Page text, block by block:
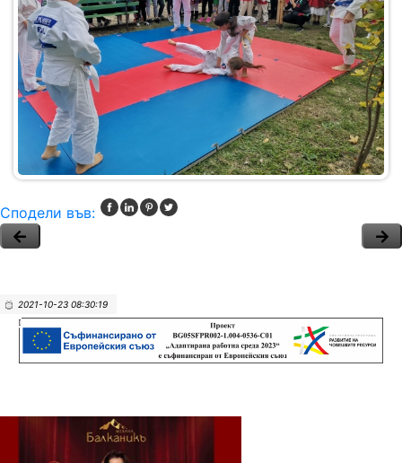
Сподели във:
2021-10-23 08:30:19